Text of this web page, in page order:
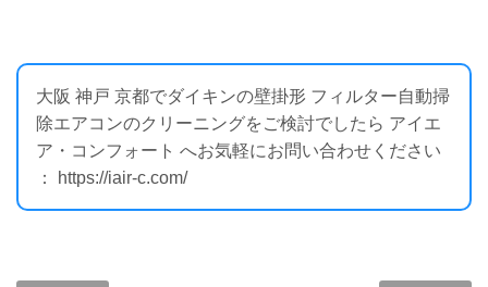
大阪 神戸 京都でダイキンの壁掛形 フィルター自動掃
除エアコンのクリーニングをご検討でしたら アイエ
ア・コンフォート へお気軽にお問い合わせください
： https://iair-c.com/